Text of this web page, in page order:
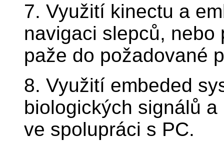
7. Využití kinectu a
navigaci slepců,
paže do požadované
8. Využití embeded
biologických signálů
ve spolupráci s PC.